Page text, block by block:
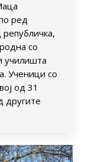
ред
со
училишта
Ученици со
од 31
другите